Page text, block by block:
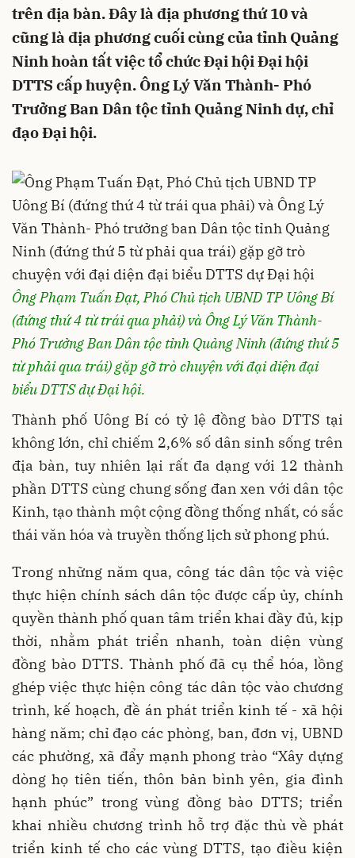
trên địa bàn. Đây là địa phương thứ 10 và
cũng là địa phương cuối cùng của tỉnh Quảng
Ninh hoàn tất việc tổ chức Đại hội Đại hội
DTTS cấp huyện. Ông Lý Văn Thành- Phó
Trưởng Ban Dân tộc tỉnh Quảng Ninh dự, chỉ
đạo Đại hội.
Ông Phạm Tuấn Đạt, Phó Chủ tịch UBND TP Uông Bí
(đứng thứ 4 từ trái qua phải) và Ông Lý Văn Thành-
Phó Trưởng Ban Dân tộc tỉnh Quảng Ninh (đứng thứ 5
từ phải qua trái) gặp gỡ trò chuyện với đại diện đại
biểu DTTS dự Đại hội.
Thành phố Uông Bí có tỷ lệ đồng bào DTTS tại
không lớn, chỉ chiếm 2,6% số dân sinh sống trên
địa bàn, tuy nhiên lại rất đa dạng với 12 thành
phần DTTS cùng chung sống đan xen với dân tộc
Kinh, tạo thành một cộng đồng thống nhất, có sắc
thái văn hóa và truyền thống lịch sử phong phú.
Trong những năm qua, công tác dân tộc và việc
thực hiện chính sách dân tộc được cấp ủy, chính
quyền thành phố quan tâm triển khai đầy đủ, kịp
thời, nhằm phát triển nhanh, toàn diện vùng
đồng bào DTTS. Thành phố đã cụ thể hóa, lồng
ghép việc thực hiện công tác dân tộc vào chương
trình, kế hoạch, đề án phát triển kinh tế - xã hội
hàng năm; chỉ đạo các phòng, ban, đơn vị, UBND
các phường, xã đẩy mạnh phong trào “Xây dựng
dòng họ tiên tiến, thôn bản bình yên, gia đình
hạnh phúc” trong vùng đồng bào DTTS; triển
khai nhiều chương trình hỗ trợ đặc thù về phát
triển kinh tế cho các vùng DTTS, tạo điều kiện